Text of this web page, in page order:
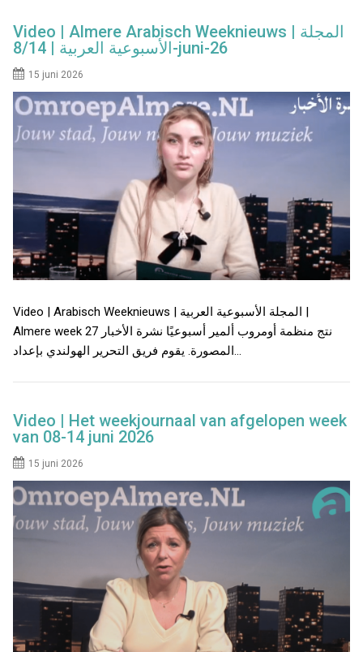
Video | Almere Arabisch Weeknieuws | المجلة
الأسبوعية العربية | 8/14-juni-26
15 juni 2026
Video | Arabisch Weeknieuws | المجلة الأسبوعية العربية |
Almere week 27 نتج منظمة أومروب ألمير أسبوعيًا نشرة الأخبار
المصورة. يقوم فريق التحرير الهولندي بإعداد…
Video | Het weekjournaal van afgelopen week
van 08-14 juni 2026
15 juni 2026